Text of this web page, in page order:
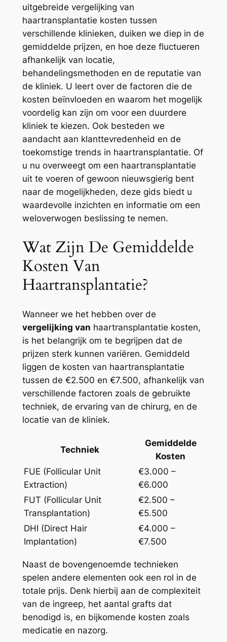
uitgebreide vergelijking van
haartransplantatie kosten tussen
verschillende klinieken, duiken we diep in de
gemiddelde prijzen, en hoe deze fluctueren
afhankelijk van locatie,
behandelingsmethoden en de reputatie van
de kliniek. U leert over de factoren die de
kosten beïnvloeden en waarom het mogelijk
voordelig kan zijn om voor een duurdere
kliniek te kiezen. Ook besteden we
aandacht aan klanttevredenheid en de
toekomstige trends in haartransplantatie. Of
u nu overweegt om een haartransplantatie
uit te voeren of gewoon nieuwsgierig bent
naar de mogelijkheden, deze gids biedt u
waardevolle inzichten en informatie om een
weloverwogen beslissing te nemen.
Wat Zijn De Gemiddelde
Kosten Van
Haartransplantatie?
Wanneer we het hebben over de
vergelijking van haartransplantatie kosten,
is het belangrijk om te begrijpen dat de
prijzen sterk kunnen variëren. Gemiddeld
liggen de kosten van haartransplantatie
tussen de €2.500 en €7.500, afhankelijk van
verschillende factoren zoals de gebruikte
techniek, de ervaring van de chirurg, en de
locatie van de kliniek.
Techniek
Gemiddelde
Kosten
FUE (Follicular Unit
Extraction)
€3.000 –
€6.000
FUT (Follicular Unit
Transplantation)
€2.500 –
€5.500
DHI (Direct Hair
Implantation)
€4.000 –
€7.500
Naast de bovengenoemde technieken
spelen andere elementen ook een rol in de
totale prijs. Denk hierbij aan de complexiteit
van de ingreep, het aantal grafts dat
benodigd is, en bijkomende kosten zoals
medicatie en nazorg.